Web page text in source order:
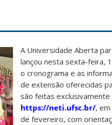
A Universidade Aberta
lançou nesta sexta-feira,
o cronograma e as
de extensão oferecidas
são feitas
https://neti.ufsc.br/,
de fevereiro, com